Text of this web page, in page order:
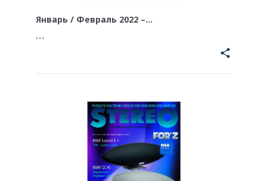
Январь / Февраль 2022 –…
…
share